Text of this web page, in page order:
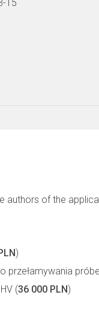
15
of the
)
przełamywania
(36 000 PLN)